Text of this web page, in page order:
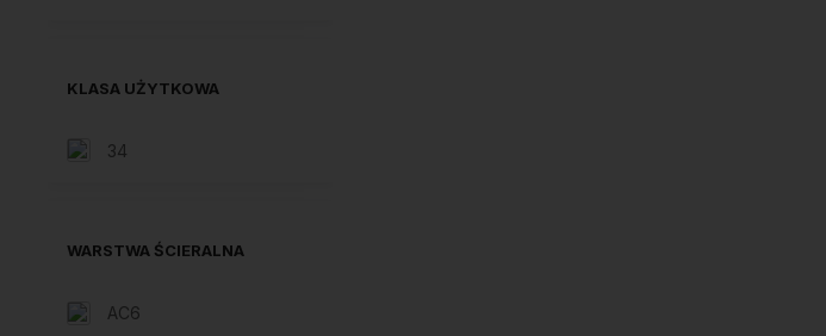
KLASA UŻYTKOWA
34
WARSTWA ŚCIERALNA
AC6